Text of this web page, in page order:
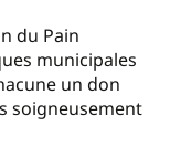
du Pain
municipales
un don
soigneusement